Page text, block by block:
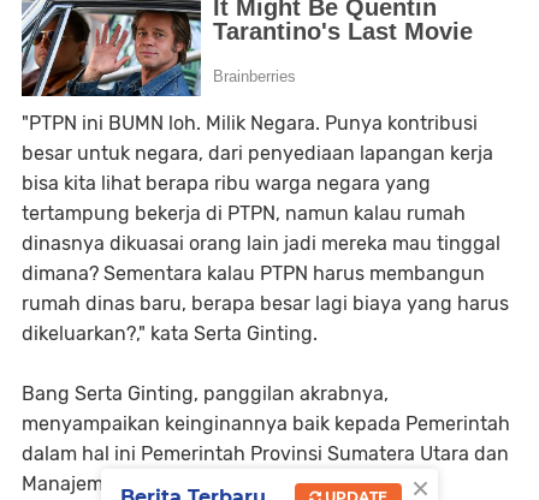
"PTPN ini BUMN loh. Milik Negara. Punya kontribusi
besar untuk negara, dari penyediaan lapangan kerja
bisa kita lihat berapa ribu warga negara yang
tertampung bekerja di PTPN, namun kalau rumah
dinasnya dikuasai orang lain jadi mereka mau tinggal
dimana? Sementara kalau PTPN harus membangun
rumah dinas baru, berapa besar lagi biaya yang harus
dikeluarkan?," kata Serta Ginting.
Bang Serta Ginting, panggilan akrabnya,
menyampaikan keinginannya baik kepada Pemerintah
dalam hal ini Pemerintah Provinsi Sumatera Utara dan
Manajemen PTPN 2 agar duduk bersama
×